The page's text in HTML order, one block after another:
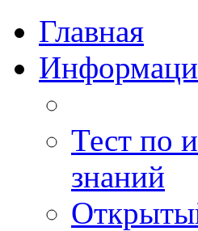
Главная
Тест по
знаний